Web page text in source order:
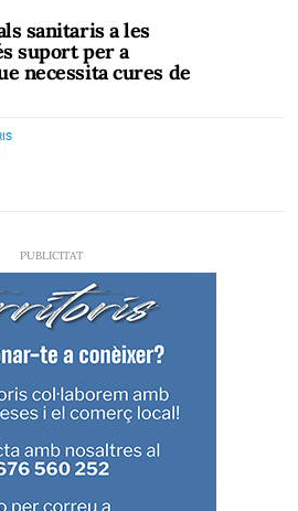
sanitaris a les
suport per a
necessita cures de